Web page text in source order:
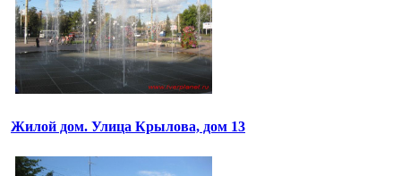
Жилой дом. Улица Крылова, дом 13